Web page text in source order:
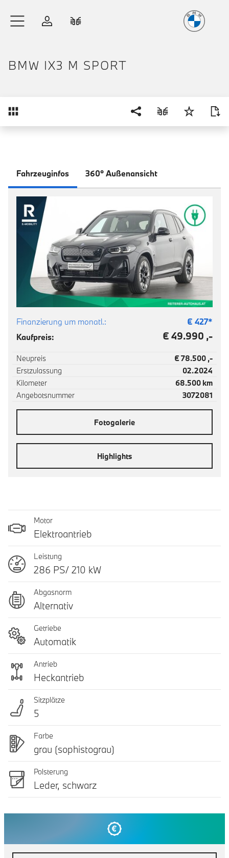
Anmelden
BMW IX3 M SPORT
Fahrzeuginfos 360° Außenansicht
Finanzierung um monatl.: € 427*
Kaufpreis:
€ 49.990 ,-
Neupreis
€ 78.500 ,-
Erstzulassung
02.2024
Kilometer
68.500 km
Angebotsnummer
3072081
Fotogalerie
Highlights
Motor
Elektroantrieb
Leistung
286 PS/ 210 kW
Abgasnorm
Alternativ
Getriebe
Automatik
Antrieb
Heckantrieb
Sitzplätze
5
Farbe
grau (sophistograu)
Polsterung
Leder, schwarz